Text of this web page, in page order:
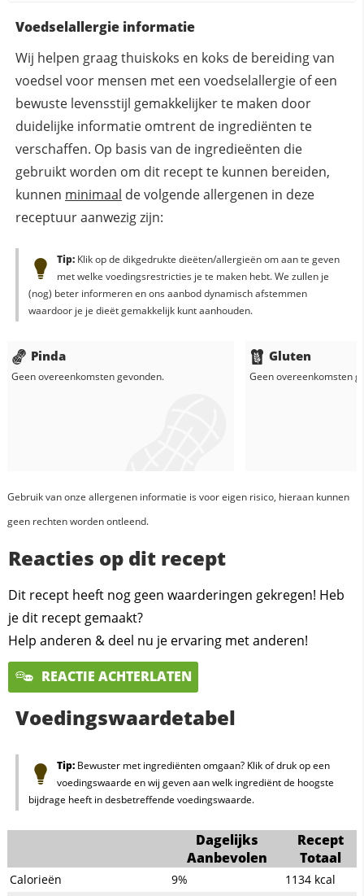
Voedselallergie informatie
Wij helpen graag thuiskoks en koks de bereiding van
voedsel voor mensen met een voedselallergie of een
bewuste levensstijl gemakkelijker te maken door
duidelijke informatie omtrent de ingrediënten te
verschaffen. Op basis van de ingredieënten die
gebruikt worden om dit recept te kunnen bereiden,
kunnen minimaal de volgende allergenen in deze
receptuur aanwezig zijn:
Tip:Klik op de dikgedrukte dieëten/allergieën om aan te geven
met welke voedingsrestricties je te maken hebt. We zullen je
(nog) beter informeren en ons aanbod dynamisch afstemmen
waardoor je je dieët gemakkelijk kunt aanhouden.
Pinda
Geen overeenkomsten gevonden.
Gluten
Geen overeenkomsten
Gebruik van onze allergenen informatie is voor eigen risico, hieraan kunnen
geen rechten worden ontleend.
Reacties op dit recept
Dit recept heeft nog geen waarderingen gekregen! Heb
je dit recept gemaakt?
Help anderen & deel nu je ervaring met anderen!
REACTIE ACHTERLATEN
Voedingswaardetabel
Tip:Bewuster met ingrediënten omgaan? Klik of druk op een
voedingswaarde en wij geven aan welk ingrediënt de hoogste
bijdrage heeft in desbetreffende voedingswaarde.
Dagelijks
Aanbevolen
Recept
Totaal
Calorieën 9% 1134 kcal